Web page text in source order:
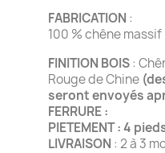
FABRICATION :
100 % chêne massif
FINITION BOIS:
Rouge de Chine
seront envoyés
FERRURE :
PIETEMENT : 4
LIVRAISON : 2 à 3